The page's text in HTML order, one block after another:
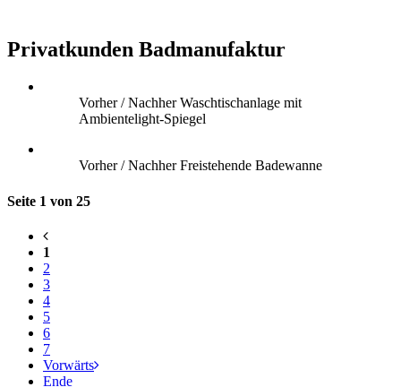
Privatkunden Badmanufaktur
Vorher / Nachher Waschtischanlage mit
Ambientelight-Spiegel
Vorher / Nachher Freistehende Badewanne
Seite 1 von 25
1
2
3
4
5
6
7
Vorwärts
Ende